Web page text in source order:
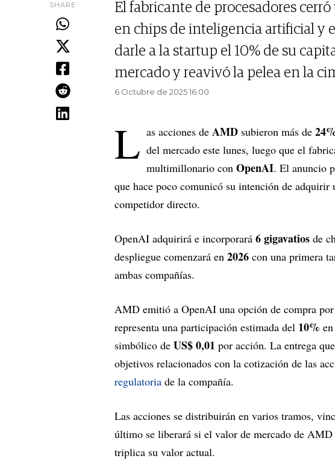
SHARE
El fabricante de procesadores
en chips de inteligencia artificial y
darle a la startup el 10% de su
mercado y reavivó la pelea en la
6 Octubre de 2025 16.00
L as acciones de AMD subieron más de
del mercado este lunes, luego que el
multimillonario con OpenAI. El anuncio
que hace poco comunicó su intención de adquirir
competidor directo.
OpenAI adquirirá e incorporará 6 gigavatios de
despliegue comenzará en 2026 con una primera
ambas compañías.
AMD emitió a OpenAI una opción de compra por
representa una participación estimada del 10%
simbólico de US$ 0,01 por acción. La entrega
objetivos relacionados con la cotización de las
regulatoria de la compañía.
Las acciones se distribuirán en varios tramos,
último se liberará si el valor de mercado de
triplica su valor actual.